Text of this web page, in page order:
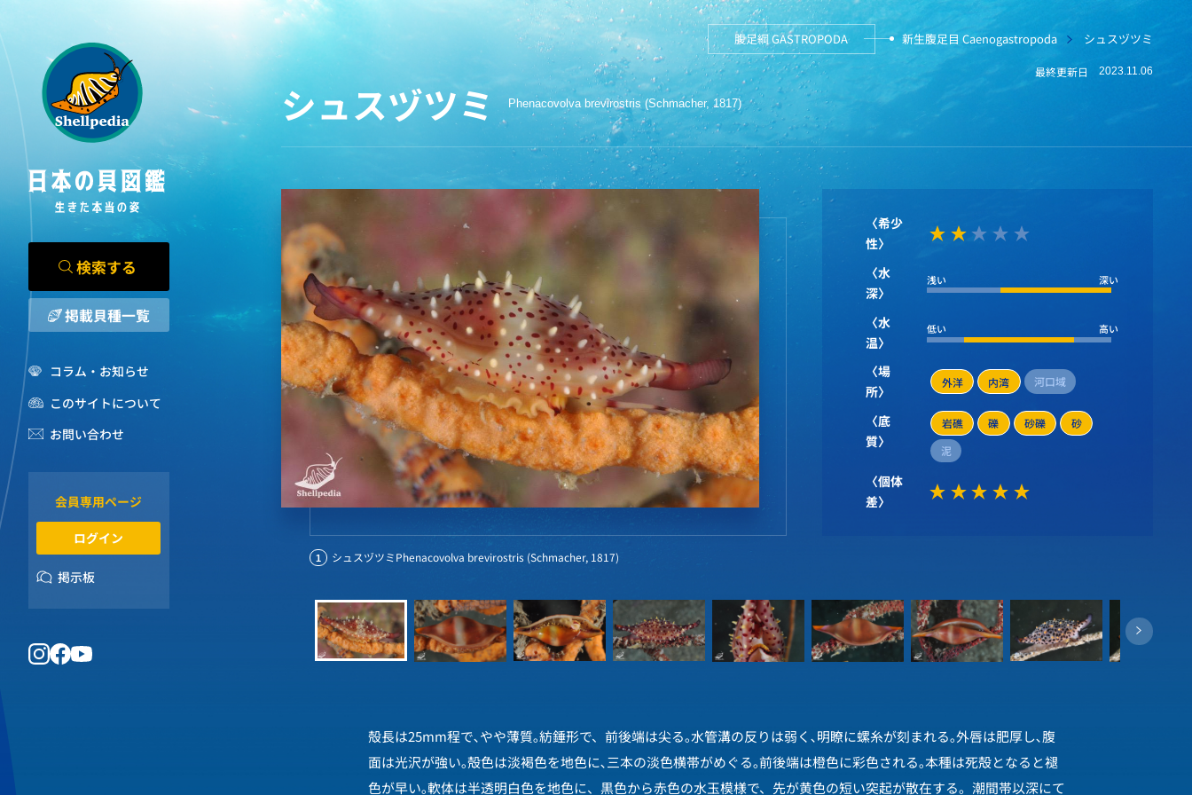
検索する
掲載貝種一覧
コラム・お知らせ
このサイトについて
お問い合わせ
会員専用ページ
ログイン
掲示板
腹足綱 GASTROPODA 新生腹足目 Caenogastropoda シュスヅツミ
最終更新日 2023.11.06
シュスヅツミ Phenacovolva brevirostris (Schmacher, 1817)
〈希少
性〉
〈水
深〉
浅い 深い
〈水
温〉
低い 高い
〈場
所〉
外洋 内湾 河口域
〈底
質〉
岩礁 礫 砂礫
砂
泥
〈個体
差〉
1 シュスヅツミPhenacovolva brevirostris (Schmacher, 1817)
殻長は25mm程で､やや薄質｡紡錘形で、前後端は尖る｡水管溝の反りは弱く､明瞭に螺糸が刻まれる｡外唇は肥厚し､腹
面は光沢が強い｡殻色は淡褐色を地色に､三本の淡色横帯がめぐる｡前後端は橙色に彩色される｡本種は死殻となると褪
色が早い｡軟体は半透明白色を地色に、黒色から赤色の水玉模様で、先が黄色の短い突起が散在する。潮間帯以深にて